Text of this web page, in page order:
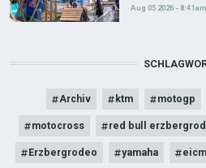
Aug 05 2026 - 8:41am
Archiv ktm motogp
motocross red bull
Erzbergrodeo yamaha